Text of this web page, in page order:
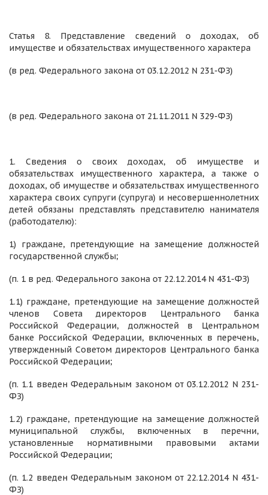
Статья 8. Представление сведений о доходах, об
имуществе и обязательствах имущественного характера
(в ред. Федерального закона от 03.12.2012 N 231-ФЗ)
(в ред. Федерального закона от 21.11.2011 N 329-ФЗ)
1. Сведения о своих доходах, об имуществе и
обязательствах имущественного характера, а также о
доходах, об имуществе и обязательствах имущественного
характера своих супруги (супруга) и несовершеннолетних
детей обязаны представлять представителю нанимателя
(работодателю):
1) граждане, претендующие на замещение должностей
государственной службы;
(п. 1 в ред. Федерального закона от 22.12.2014 N 431-ФЗ)
1.1) граждане, претендующие на замещение должностей
членов Совета директоров Центрального банка
Российской Федерации, должностей в Центральном
банке Российской Федерации, включенных в перечень,
утвержденный Советом директоров Центрального банка
Российской Федерации;
(п. 1.1 введен Федеральным законом от 03.12.2012 N 231-
ФЗ)
1.2) граждане, претендующие на замещение должностей
муниципальной службы, включенных в перечни,
установленные нормативными правовыми актами
Российской Федерации;
(п. 1.2 введен Федеральным законом от 22.12.2014 N 431-
ФЗ)